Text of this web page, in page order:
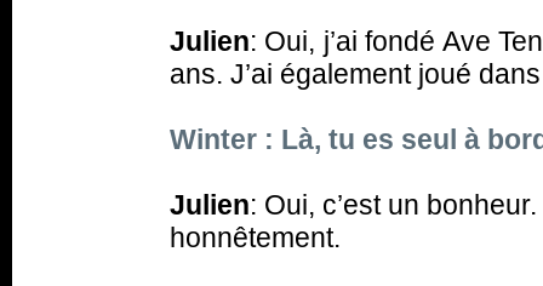
Julien: Oui, j’ai fondé Ave
ans. J’ai également joué
Winter : Là, tu es seul à
Julien: Oui, c’est un
honnêtement.